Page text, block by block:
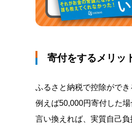
寄付をするメリッ
ふるさと納税で控除がで
例えば50,000円寄付した
言い換えれば、実質自己